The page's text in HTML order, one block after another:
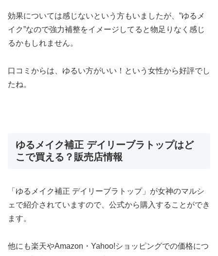
効果については感じないという方もいましたが、”ゆるメ
イク”なので強力補整をイメージしてると物足りなく感じ
るかもしれません。
口コミからは、ゆるい方がいい！という女性から好評でし
たね。
ゆるメイク補正 デイリーブラトップはど
こで買える？販売店情報
「ゆるメイク補正 デイリーブラトップ」が女神のマルシ
ェで紹介されていますので、公式から購入することができ
ます。
他にも楽天やAmazon・Yahoo!ショッピングでの価格につ